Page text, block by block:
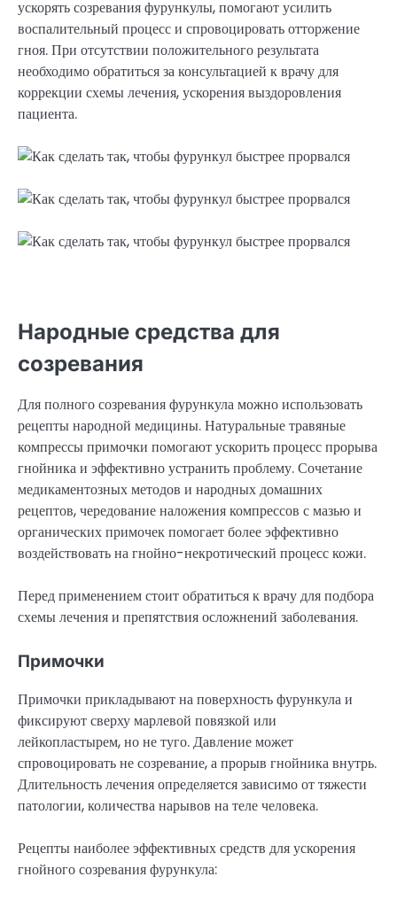
ускорять созревания фурункулы, помогают усилить
воспалительный процесс и спровоцировать отторжение
гноя. При отсутствии положительного результата
необходимо обратиться за консультацией к врачу для
коррекции схемы лечения, ускорения выздоровления
пациента.
Народные средства для
созревания
Для полного созревания фурункула можно использовать
рецепты народной медицины. Натуральные травяные
компрессы примочки помогают ускорить процесс прорыва
гнойника и эффективно устранить проблему. Сочетание
медикаментозных методов и народных домашних
рецептов, чередование наложения компрессов с мазью и
органических примочек помогает более эффективно
воздействовать на гнойно-некротический процесс кожи.
Перед применением стоит обратиться к врачу для подбора
схемы лечения и препятствия осложнений заболевания.
Примочки
Примочки прикладывают на поверхность фурункула и
фиксируют сверху марлевой повязкой или
лейкопластырем, но не туго. Давление может
спровоцировать не созревание, а прорыв гнойника внутрь.
Длительность лечения определяется зависимо от тяжести
патологии, количества нарывов на теле человека.
Рецепты наиболее эффективных средств для ускорения
гнойного созревания фурункула: